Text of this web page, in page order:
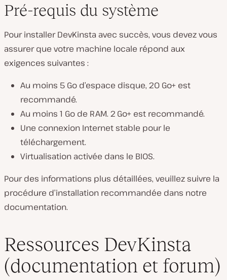
Pré-requis du système
Pour installer DevKinsta avec succès, vous devez vous
assurer que votre machine locale répond aux
exigences suivantes :
Au moins 5 Go d’espace disque, 20 Go+ est
recommandé.
Au moins 1 Go de RAM. 2 Go+ est recommandé.
Une connexion Internet stable pour le
téléchargement.
Virtualisation activée dans le BIOS.
Pour des informations plus détaillées, veuillez suivre la
procédure d’installation recommandée dans notre
documentation.
Ressources DevKinsta
(documentation et forum)